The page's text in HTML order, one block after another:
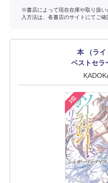
※書店によって現在在庫や取り扱
入方法は、各書店のサイトにてご確
本 （ライ
ベストセラ
1位